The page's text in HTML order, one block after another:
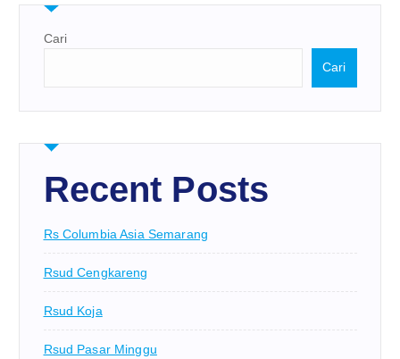
Cari
Cari
Recent Posts
Rs Columbia Asia Semarang
Rsud Cengkareng
Rsud Koja
Rsud Pasar Minggu